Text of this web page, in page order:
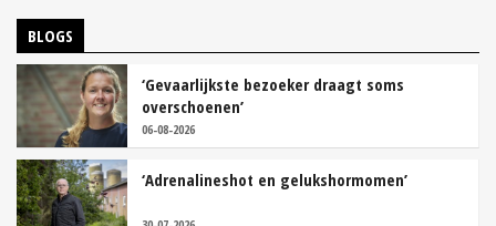
BLOGS
‘Gevaarlijkste bezoeker draagt soms
overschoenen’
06-08-2026
‘Adrenalineshot en gelukshormomen’